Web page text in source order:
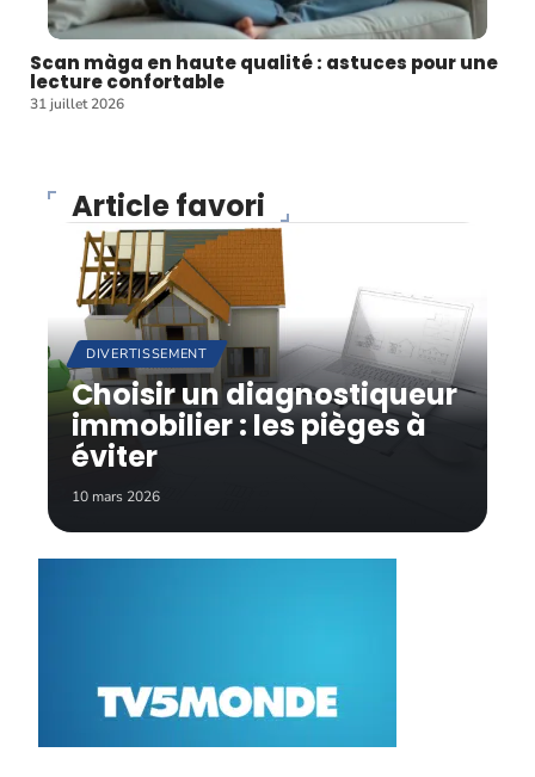
Scan màga en haute qualité : astuces pour une
lecture confortable
31 juillet 2026
Article favori
DIVERTISSEMENT
Choisir un diagnostiqueur
immobilier : les pièges à
éviter
10 mars 2026